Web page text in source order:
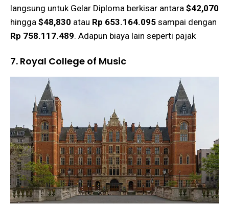
langsung untuk Gelar Diploma berkisar antara $42,070
hingga $48,830 atau Rp 653.164.095 sampai dengan
Rp 758.117.489. Adapun biaya lain seperti pajak
7. Royal College of Music